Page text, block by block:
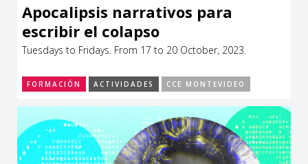
Apocalipsis narrativos para
escribir el colapso
Tuesdays to Fridays. From 17 to 20 October, 2023.
FORMACIÓN ACTIVIDADES CCE MONTEVIDEO